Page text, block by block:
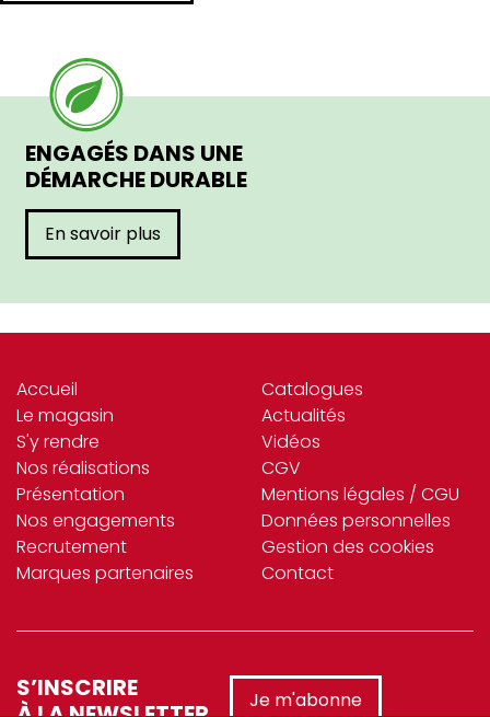
ENGAGÉS DANS UNE
DÉMARCHE DURABLE
En savoir plus
Accueil
Le magasin
S'y rendre
Nos réalisations
Présentation
Nos engagements
Recrutement
Marques partenaires
Catalogues
Actualités
Vidéos
CGV
Mentions légales / CGU
Données personnelles
Gestion des cookies
Contact
S’INSCRIRE
Je m'abonne